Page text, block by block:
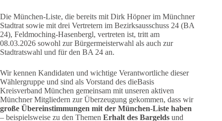
Die München-Liste, die bereits mit Dirk Höpner im Münchner
Stadtrat sowie mit drei Vertretern im Bezirksausschuss 24 (BA
24), Feldmoching-Hasenbergl, vertreten ist, tritt am
08.03.2026 sowohl zur Bürgermeisterwahl als auch zur
Stadtratswahl und für den BA 24 an.
Wir kennen Kandidaten und wichtige Verantwortliche dieser
Wählergruppe und sind als Vorstand des dieBasis
Kreisverband München gemeinsam mit unseren aktiven
Münchner Mitgliedern zur Überzeugung gekommen, dass wir
große Übereinstimmungen mit der München-Liste haben
– beispielsweise zu den Themen Erhalt des Bargelds und